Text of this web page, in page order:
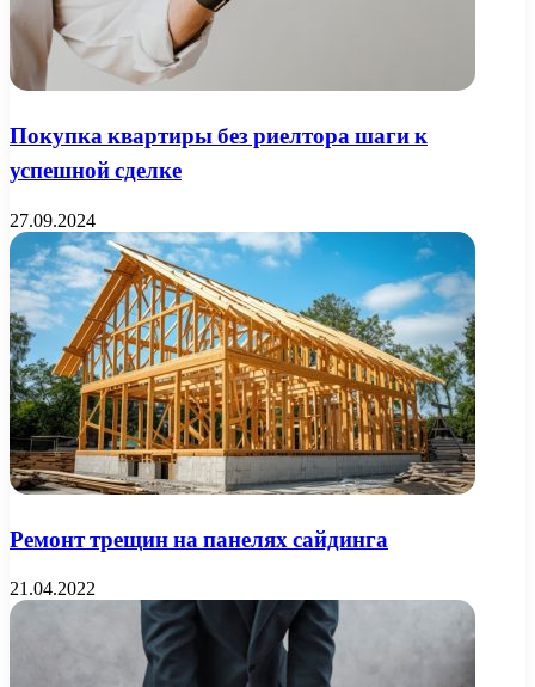
Покупка квартиры без риелтора шаги к
успешной сделке
27.09.2024
Ремонт трещин на панелях сайдинга
21.04.2022